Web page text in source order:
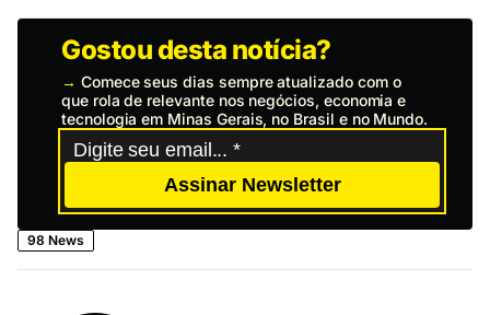
Gostou desta notícia?
→ Comece seus dias sempre atualizado com o
que rola de relevante nos negócios, economia e
tecnologia em Minas Gerais, no Brasil e no Mundo.
Assinar Newsletter
98 News